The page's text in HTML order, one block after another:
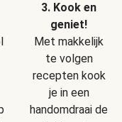
3. Kook en
geniet!
Met makkelijk
te volgen
recepten kook
je in een
handomdraai de